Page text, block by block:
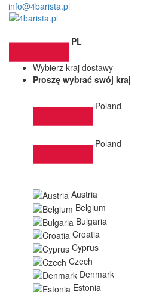
info@4barista.pl
PL
Wybierz kraj dostawy
Proszę wybrać swój kraj
Poland
Poland
Austria
Belgium
Bulgaria
Croatia
Cyprus
Czech
Denmark
Estonia